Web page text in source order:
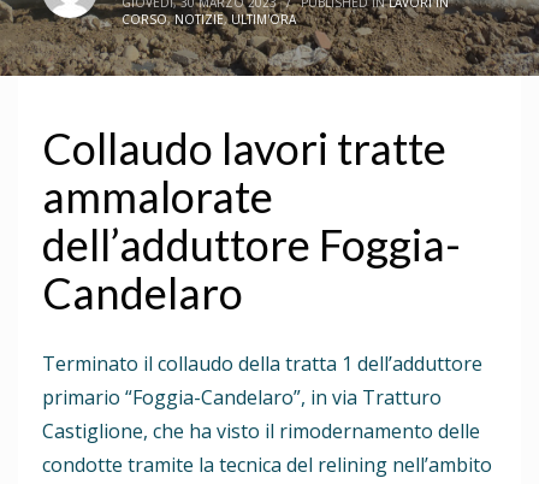
CORSO,NOTIZIE,ULTIM'ORA
Collaudo lavori tratte
ammalorate
dell’adduttore Foggia-
Candelaro
Terminato il collaudo della tratta 1 dell’adduttore
primario “Foggia-Candelaro”, in via Tratturo
Castiglione, che ha visto il rimodernamento delle
condotte tramite la tecnica del relining nell’ambito